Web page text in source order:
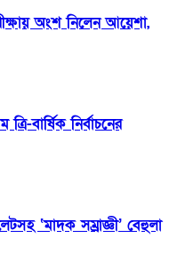
অংশ নিলেন আয়েশা,
বার্ষিক নির্বাচনের
‘মাদক সম্রাজ্ঞী’ বেহুলা